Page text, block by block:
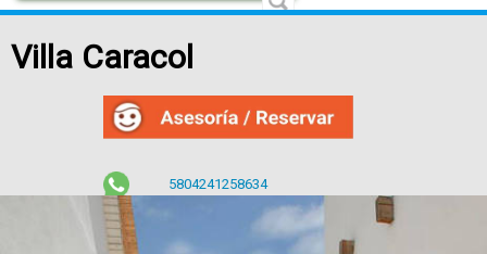
Villa Caracol
5804241258634